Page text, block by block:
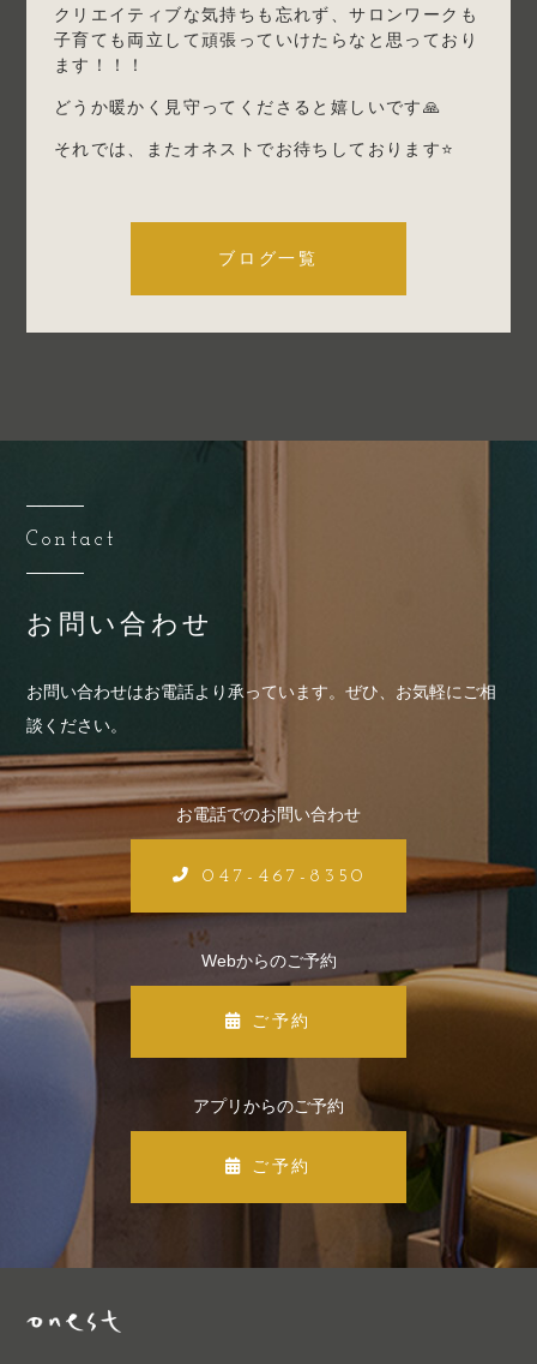
クリエイティブな気持ちも忘れず、サロンワークも
子育ても両立して頑張っていけたらなと思っており
ます！！！
どうか暖かく見守ってくださると嬉しいです🙏
それでは、またオネストでお待ちしております⭐
ブログ一覧
Contact
お問い合わせ
お問い合わせはお電話より承っています。ぜひ、お気軽にご相
談ください。
お電話でのお問い合わせ
047-467-8350
Webからのご予約
ご予約
アプリからのご予約
ご予約